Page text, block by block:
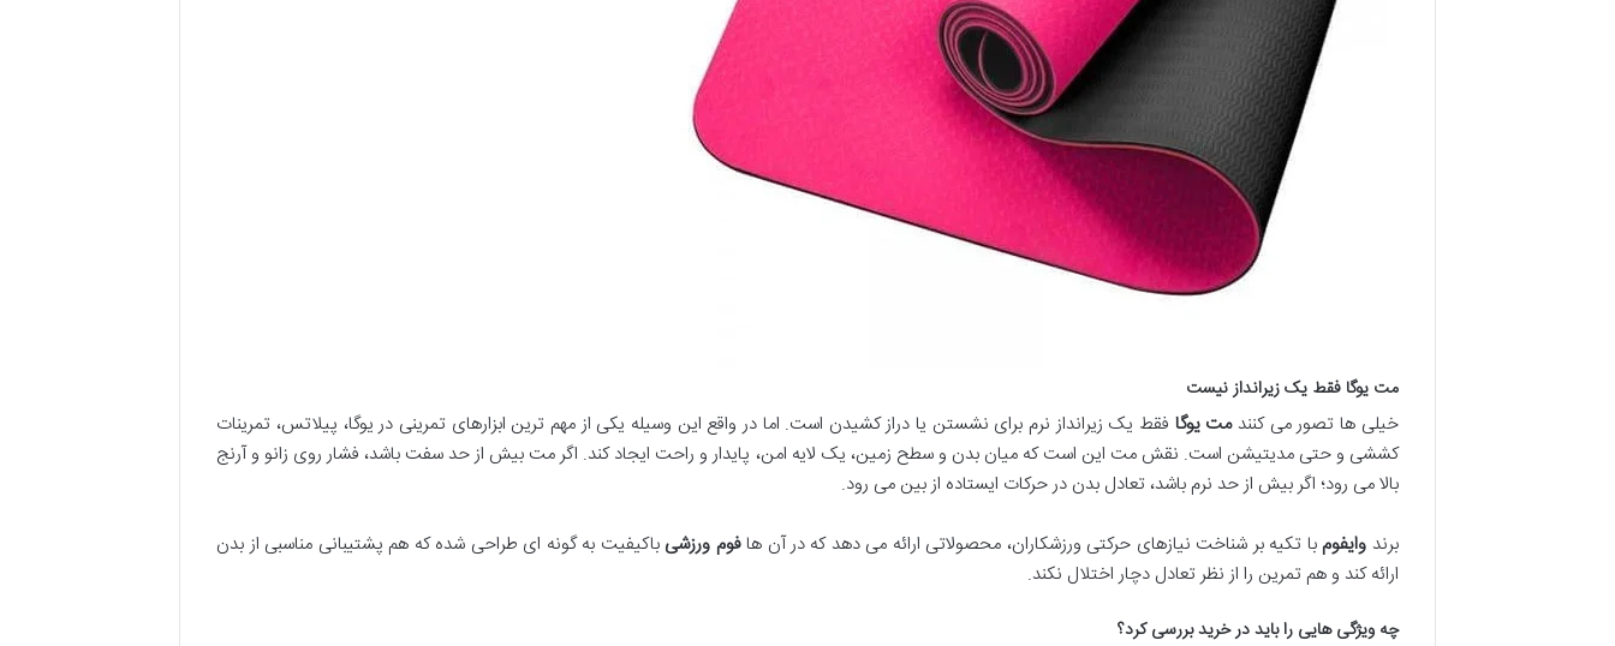
مت یوگا فقط یک زیرانداز نیست
خیلی ها تصور می کنندمت یوگا فقط یک زیرانداز نرم برای نشستن یا دراز کشیدن است. اما در واقع این وسیله یکی از مهم ترین ابزارهای تمرینی در یوگا، پیلاتس، تمرینات
کششی و حتی مدیتیشن است. نقش مت این است که میان بدن و سطح زمین، یک لایه امن، پایدار و راحت ایجاد کند. اگر مت بیش از حد سفت باشد، فشار روی زانو و آرنج
بالا می رود؛ اگر بیش از حد نرم باشد، تعادل بدن در حرکات ایستاده از بین می رود.
برند وایفوم با تکیه بر شناخت نیازهای حرکتی ورزشکاران، محصولاتی ارائه می دهد که در آن هافوم ورزشی باکیفیت به گونه ای طراحی شده که هم پشتیبانی مناسبی از بدن
ارائه کند و هم تمرین را از نظر تعادل دچار اختلال نکند.
چه ویژگی هایی را باید در خرید بررسی کرد؟